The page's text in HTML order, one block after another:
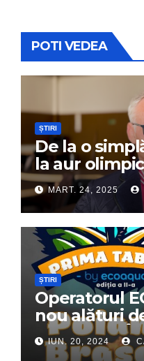
POTI VEDEA
ȘTIRI
De la o
la aur
Dumitru
MART. 24, 2025
ȘTIRI
Operatorul
nou alături
călărășeni.
Tabără”!
IUN. 20, 2024